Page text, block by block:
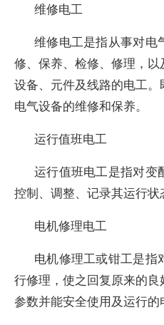
维修电工
维修电工是指从事对电
修、保养、检修、修理，
设备、元件及线路的电工
电气设备的维修和保养。
运行值班电工
运行值班电工是指对变
控制、调整、记录其运行状
电机修理电工
电机修理工或钳工是指
行修理，使之回复原来的
参数并能安全使用及运行的